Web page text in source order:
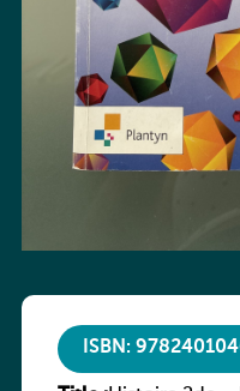
ISBN: